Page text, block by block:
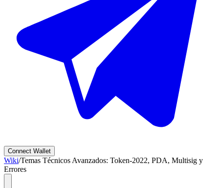
Connect Wallet
Wiki/Temas Técnicos Avanzados: Token-2022, PDA, Multisig y
Errores